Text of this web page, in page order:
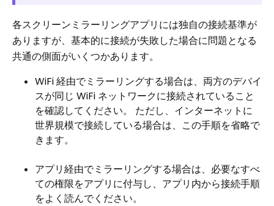
各スクリーンミラーリングアプリには独自の接続基準が
ありますが、基本的に接続が失敗した場合に問題となる
共通の側面がいくつかあります。
WiFi 経由でミラーリングする場合は、両方のデバイ
スが同じ WiFi ネットワークに接続されていること
を確認してください。 ただし、インターネットに
世界規模で接続している場合は、この手順を省略で
きます。
アプリ経由でミラーリングする場合は、必要なすべ
ての権限をアプリに付与し、アプリ内から接続手順
をよく読んでください。